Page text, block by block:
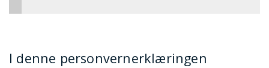
I denne personvernerklæringen